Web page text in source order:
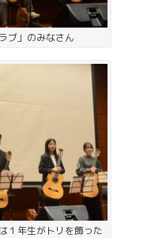
ブ」のみなさん
１年生がトリを飾った